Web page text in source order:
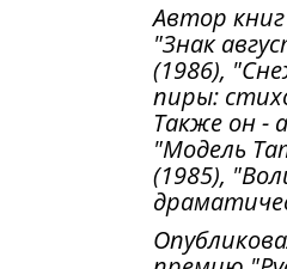
Автор
"Знак
(1986),
пиры:
Также он -
"Модель
(1985),